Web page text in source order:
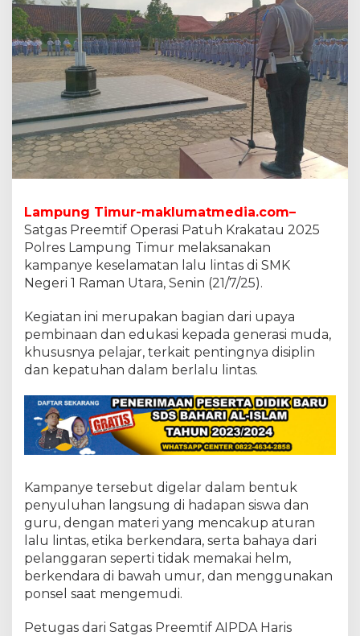
m
u
r
G
e
a
r
K
a
m
y
e
K
e
e
a
m
a
a
L
a
l
u
n
t
a
s
d
i
S
M
N
Lampung Timur-maklumatmedia.com–
Satgas Preemtif Operasi Patuh Krakatau 2025
Polres Lampung Timur melaksanakan
kampanye keselamatan lalu lintas di SMK
Negeri 1 Raman Utara, Senin (21/7/25).
Kegiatan ini merupakan bagian dari upaya
pembinaan dan edukasi kepada generasi muda,
khususnya pelajar, terkait pentingnya disiplin
dan kepatuhan dalam berlalu lintas.
Kampanye tersebut digelar dalam bentuk
penyuluhan langsung di hadapan siswa dan
guru, dengan materi yang mencakup aturan
lalu lintas, etika berkendara, serta bahaya dari
pelanggaran seperti tidak memakai helm,
berkendara di bawah umur, dan menggunakan
ponsel saat mengemudi.
Petugas dari Satgas Preemtif AIPDA Haris